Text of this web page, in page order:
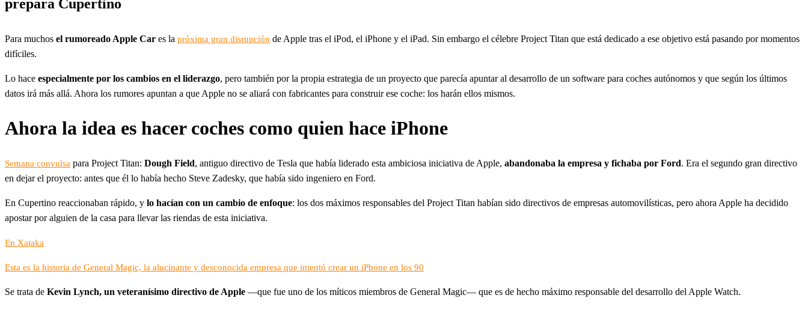
prepara Cupertino
Para muchos el rumoreado Apple Car es la próxima gran disrupción de Apple tras el iPod, el iPhone y el iPad. Sin embargo el célebre Project Titan que está dedicado a ese objetivo está pasando por momentos
difíciles.
Lo hace especialmente por los cambios en el liderazgo, pero también por la propia estrategia de un proyecto que parecía apuntar al desarrollo de un software para coches autónomos y que según los últimos
datos irá más allá. Ahora los rumores apuntan a que Apple no se aliará con fabricantes para construir ese coche: los harán ellos mismos.
Ahora la idea es hacer coches como quien hace iPhone
Semana convulsa para Project Titan: Dough Field, antiguo directivo de Tesla que había liderado esta ambiciosa iniciativa de Apple, abandonaba la empresa y fichaba por Ford. Era el segundo gran directivo
en dejar el proyecto: antes que él lo había hecho Steve Zadesky, que había sido ingeniero en Ford.
En Cupertino reaccionaban rápido, y lo hacían con un cambio de enfoque: los dos máximos responsables del Project Titan habían sido directivos de empresas automovilísticas, pero ahora Apple ha decidido
apostar por alguien de la casa para llevar las riendas de esta iniciativa.
En Xataka
Esta es la historia de General Magic, la alucinante y desconocida empresa que intentó crear un iPhone en los 90
Se trata de Kevin Lynch, un veteranísimo directivo de Apple —que fue uno de los míticos miembros de General Magic— que es de hecho máximo responsable del desarrollo del Apple Watch.